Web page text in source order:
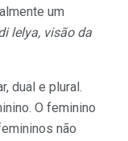
um
lelya, visão da
dual e plural.
O feminino
não